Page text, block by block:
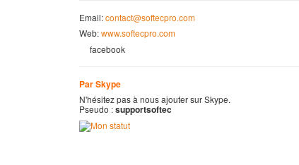
Email:contact@softecpro.com
Web:www.softecpro.com
facebook
Par Skype
N'hésitez pas à nous ajouter sur Skype.
Pseudo :supportsoftec